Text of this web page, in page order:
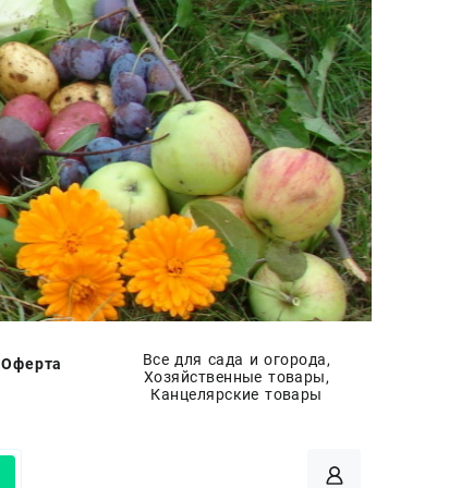
Все для сада и огорода,
Хозяйственные товары,
Канцелярские товары
Оферта